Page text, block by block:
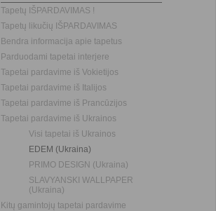
Tapetų IŠPARDAVIMAS !
Tapetų likučių IŠPARDAVIMAS
Bendra informacija apie tapetus
Parduodami tapetai interjere
Tapetai pardavime iš Vokietijos
Tapetai pardavime iš Italijos
Tapetai pardavime iš Prancūzijos
Tapetai pardavime iš Ukrainos
Visi tapetai iš Ukrainos
EDEM (Ukraina)
PRIMO DESIGN (Ukraina)
SLAVYANSKI WALLPAPER
(Ukraina)
Kitų gamintojų tapetai pardavime